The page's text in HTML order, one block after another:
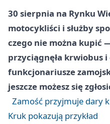
30 sierpnia na Rynku
motocykliści i służby
czego nie można kupić
przyciągnęła krwiobus
funkcjonariusze
jeszcze możesz się
Zamość przyjmuje dary
Kruk pokazują przykład